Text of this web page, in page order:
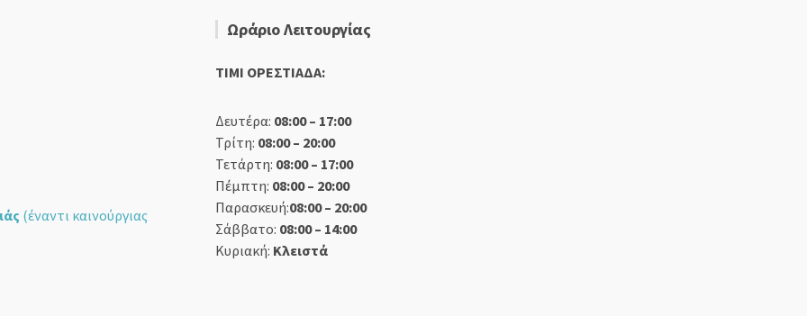
(έναντι καινούργιας
Ωράριο Λειτουργίας
TIMI ΟΡΕΣΤΙΑΔΑ:
Δευτέρα: 08:00 – 17:00
Τρίτη: 08:00 – 20:00
Τετάρτη: 08:00 – 17:00
Πέμπτη: 08:00 – 20:00
Παρασκευή:08:00 – 20:00
Σάββατο: 08:00 – 14:00
Κυριακή: Κλειστά